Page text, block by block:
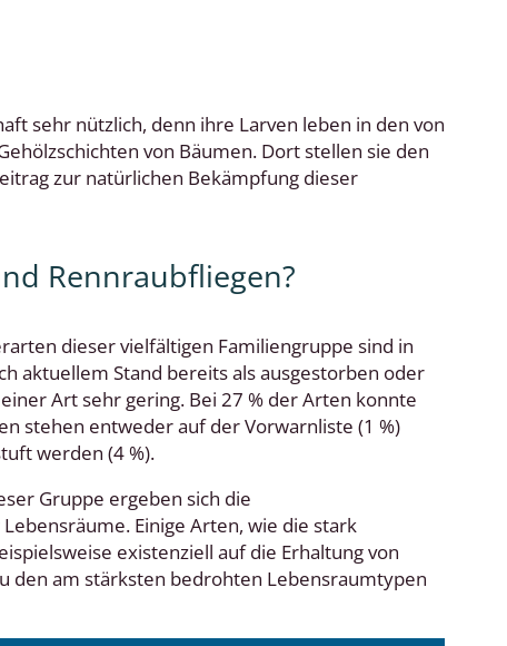
sehr nützlich, denn ihre Larven leben in den von
von Bäumen. Dort stellen sie den
zur natürlichen Bekämpfung dieser
Rennraubfliegen?
dieser vielfältigen Familiengruppe sind in
aktuellem Stand bereits als ausgestorben oder
Art sehr gering. Bei 27 % der Arten konnte
stehen entweder auf der Vorwarnliste (1 %)
werden (4 %).
Gruppe ergeben sich die
Einige Arten, wie die stark
existenziell auf die Erhaltung von
den am stärksten bedrohten Lebensraumtypen